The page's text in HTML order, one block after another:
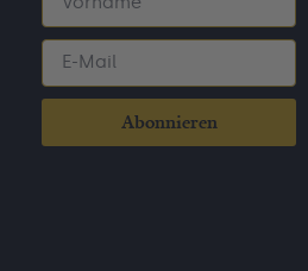
Abonnieren